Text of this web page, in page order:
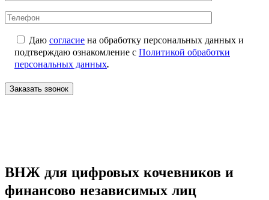
Даю согласие на обработку персональных данных и
подтверждаю ознакомление с Политикой обработки
персональных данных.
ВНЖ для цифровых кочевников и
финансово независимых лиц